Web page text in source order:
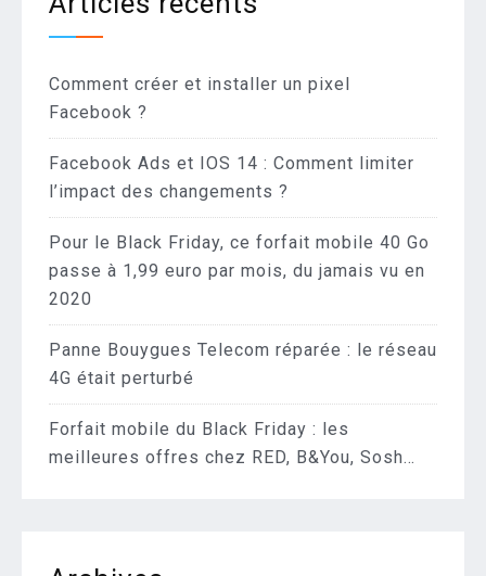
Comment créer et installer un pixel
Facebook ?
Facebook Ads et IOS 14 : Comment limiter
l’impact des changements ?
Pour le Black Friday, ce forfait mobile 40 Go
passe à 1,99 euro par mois, du jamais vu en
2020
Panne Bouygues Telecom réparée : le réseau
4G était perturbé
Forfait mobile du Black Friday : les
meilleures offres chez RED, B&You, Sosh…